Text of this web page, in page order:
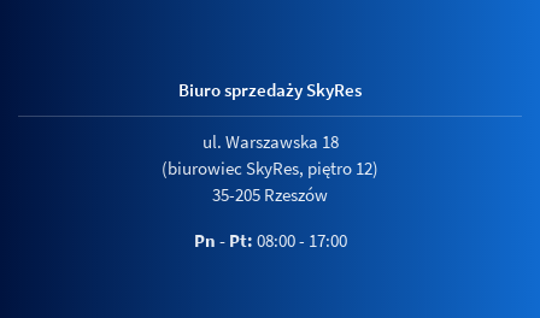
Biuro sprzedaży SkyRes
ul. Warszawska 18
(biurowiec SkyRes, piętro 12)
35-205 Rzeszów
Pn - Pt: 08:00 - 17:00